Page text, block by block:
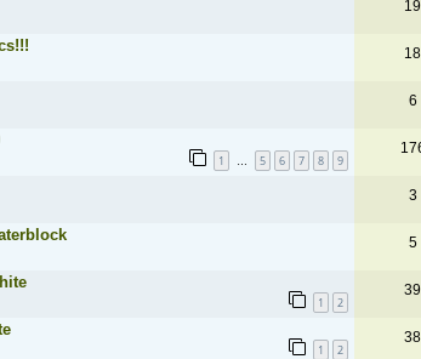
19
18
6
1 … 5 6 7 8 9
3
5
1 2
39
1 2
38